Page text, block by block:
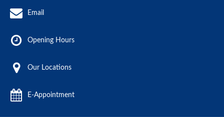
Email
Opening Hours
Our Locations
E-Appointment